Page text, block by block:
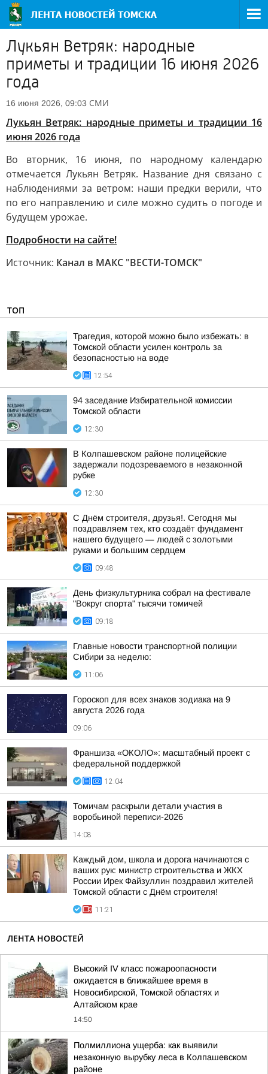
Лукьян Ветряк: народные
приметы и традиции 16 июня 2026
года
16 июня 2026, 09:03 СМИ
Лукьян Ветряк: народные приметы и традиции 16
июня 2026 года
Во вторник, 16 июня, по народному календарю
отмечается Лукьян Ветряк. Название дня связано с
наблюдениями за ветром: наши предки верили, что
по его направлению и силе можно судить о погоде и
будущем урожае.
Подробности на сайте!
Источник: Канал в МАКС "ВЕСТИ-ТОМСК"
ТОП
Трагедия, которой можно было избежать: в
Томской области усилен контроль за
безопасностью на воде
12:54
94 заседание Избирательной комиссии
Томской области
12:30
В Колпашевском районе полицейские
задержали подозреваемого в незаконной
рубке
12:30
С Днём строителя, друзья!. Сегодня мы
поздравляем тех, кто создаёт фундамент
нашего будущего — людей с золотыми
руками и большим сердцем
09:48
День физкультурника собрал на фестивале
"Вокруг спорта" тысячи томичей
09:18
Главные новости транспортной полиции
Сибири за неделю:
11:06
Гороскоп для всех знаков зодиака на 9
августа 2026 года
09:06
Франшиза «ОКОЛО»: масштабный проект с
федеральной поддержкой
12:04
Томичам раскрыли детали участия в
воробьиной переписи-2026
14:08
Каждый дом, школа и дорога начинаются с
ваших рук: министр строительства и ЖКХ
России Ирек Файзуллин поздравил жителей
Томской области с Днём строителя!
11:21
ЛЕНТА НОВОСТЕЙ
Высокий IV класс пожароопасности
ожидается в ближайшее время в
Новосибирской, Томской областях и
Алтайском крае
14:50
Полмиллиона ущерба: как выявили
незаконную вырубку леса в Колпашевском
районе